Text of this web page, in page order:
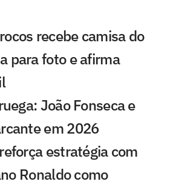
recebe camisa do
para foto e afirma
João Fonseca e
em 2026
estratégia com
Ronaldo como